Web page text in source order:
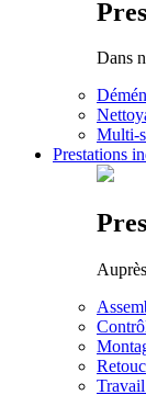
Dans
Multi-
Prestations